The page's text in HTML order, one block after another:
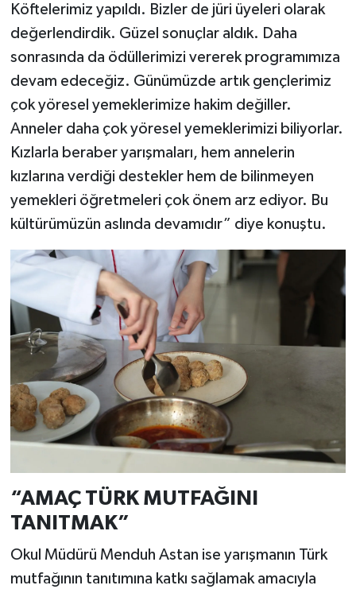
Köftelerimiz yapıldı. Bizler de jüri üyeleri olarak
değerlendirdik. Güzel sonuçlar aldık. Daha
sonrasında da ödüllerimizi vererek programımıza
devam edeceğiz. Günümüzde artık gençlerimiz
çok yöresel yemeklerimize hakim değiller.
Anneler daha çok yöresel yemeklerimizi biliyorlar.
Kızlarla beraber yarışmaları, hem annelerin
kızlarına verdiği destekler hem de bilinmeyen
yemekleri öğretmeleri çok önem arz ediyor. Bu
kültürümüzün aslında devamıdır” diye konuştu.
“AMAÇ TÜRK MUTFAĞINI
TANITMAK”
Okul Müdürü Menduh Astan ise yarışmanın Türk
mutfağının tanıtımına katkı sağlamak amacıyla